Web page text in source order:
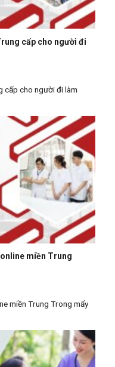
cấp cho người đi
cấp cho người đi làm
miền Trung
miền Trung Trong mấy